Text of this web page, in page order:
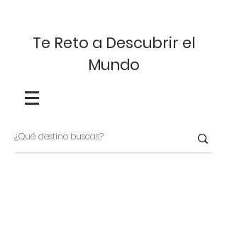
Te Reto a Descubrir el
Mundo